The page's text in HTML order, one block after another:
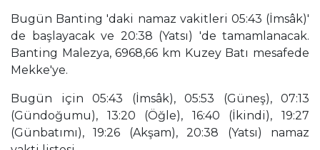
Bugün Banting 'daki namaz vakitleri 05:43 (İmsâk)'
de başlayacak ve 20:38 (Yatsı) 'de tamamlanacak.
Banting Malezya, 6968,66 km Kuzey Batı mesafede
Mekke'ye.
Bugün için 05:43 (İmsâk), 05:53 (Güneş), 07:13
(Gündoğumu), 13:20 (Öğle), 16:40 (İkindi), 19:27
(Günbatımı), 19:26 (Akşam), 20:38 (Yatsı) namaz